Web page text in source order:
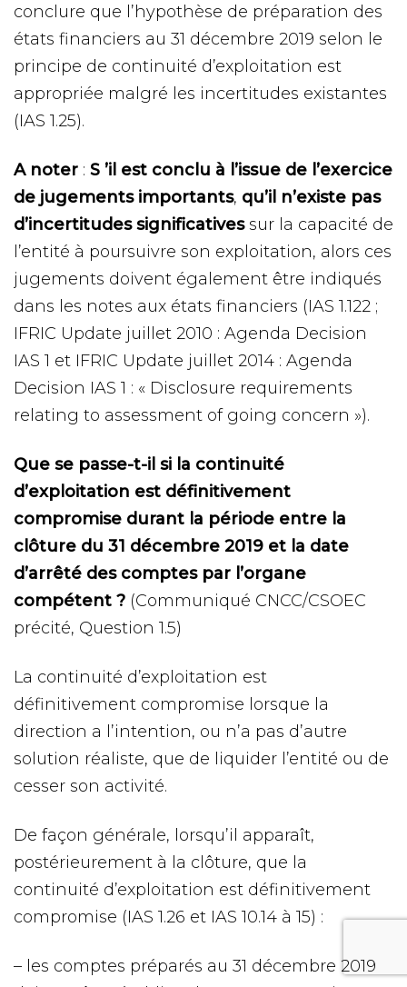
conclure que l’hypothèse de préparation des
états financiers au 31 décembre 2019 selon le
principe de continuité d’exploitation est
appropriée malgré les incertitudes existantes
(IAS 1.25).
A noter : S ’il est conclu à l’issue de l’exercice
de jugements importants, qu’il n’existe pas
d’incertitudes significativessur la capacité de
l’entité à poursuivre son exploitation, alors ces
jugements doivent également être indiqués
dans les notes aux états financiers (IAS 1.122 ;
IFRIC Update juillet 2010 : Agenda Decision
IAS 1 et IFRIC Update juillet 2014 : Agenda
Decision IAS 1 : « Disclosure requirements
relating to assessment of going concern »).
Que se passe-t-il si la continuité
d’exploitation est définitivement
compromise durant la période entre la
clôture du 31 décembre 2019 et la date
d’arrêté des comptes par l’organe
compétent ? (Communiqué CNCC/CSOEC
précité, Question 1.5)
La continuité d’exploitation est
définitivement compromise lorsque la
direction a l’intention, ou n’a pas d’autre
solution réaliste, que de liquider l’entité ou de
cesser son activité.
De façon générale, lorsqu’il apparaît,
postérieurement à la clôture, que la
continuité d’exploitation est définitivement
compromise (IAS 1.26 et IAS 10.14 à 15) :
– les comptes préparés au 31 décembre 2019